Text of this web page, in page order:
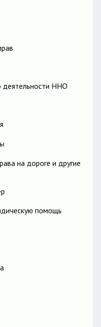
деятельности ННО
на дороге и другие
помощь